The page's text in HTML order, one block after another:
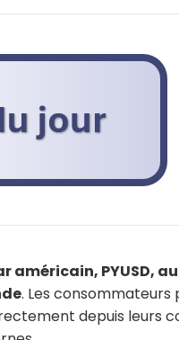
américain, PYUSD,
. Les consommateurs
depuis leurs